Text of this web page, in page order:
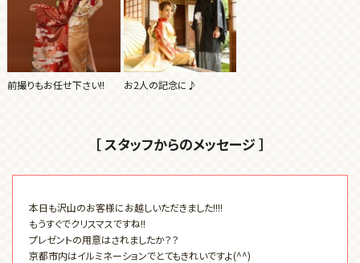
前撮りもお任せ下さい!! お2人の記念に♪
［ スタッフからのメッセージ ］
本日も沢山のお客様にお越しいただきました!!!!
もうすぐでクリスマスですね!!
プレゼントの用意はされましたか？？
京都市内はイルミネーションでとてもきれいですよ(^^)